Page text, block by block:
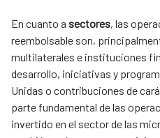
En cuanto a sectores, las
reembolsable son,
multilaterales e instituciones
desarrollo, iniciativas y
Unidas o contribuciones de
parte fundamental de las
invertido en el sector de las